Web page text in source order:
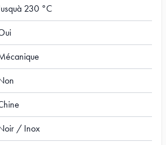
230 °C
/ Inox